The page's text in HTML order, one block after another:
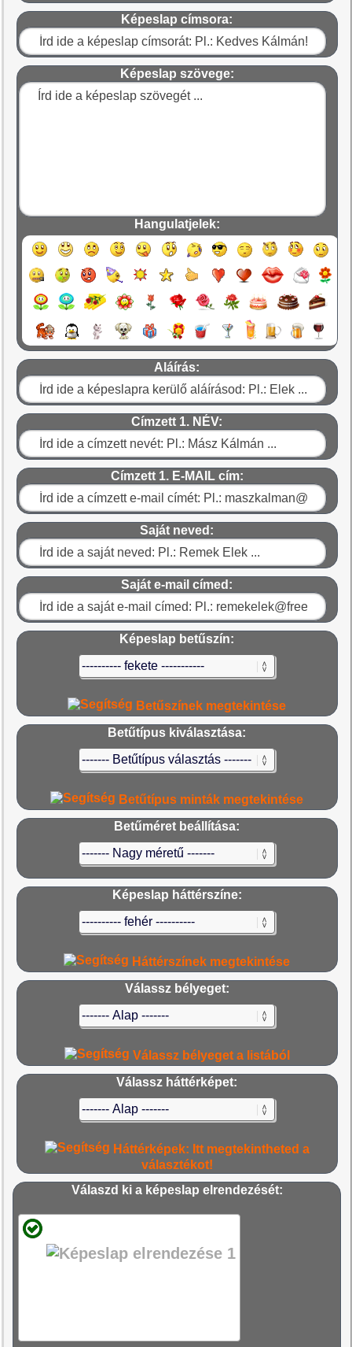
Képeslap címsora:
Képeslap szövege:
Hangulatjelek:
Aláírás:
Címzett 1. NÉV:
Címzett 1. E-MAIL cím:
Saját neved:
Saját e-mail címed:
Képeslap betűszín:
Betűszínek megtekintése
Betűtípus kiválasztása:
Betűtípus minták megtekintése
Betűméret beállítása:
Képeslap háttérszíne:
Háttérszínek megtekintése
Válassz bélyeget:
Válassz bélyeget a listából
Válassz háttérképet:
Háttérképek: Itt megtekintheted a
választékot!
Válaszd ki a képeslap elrendezését: